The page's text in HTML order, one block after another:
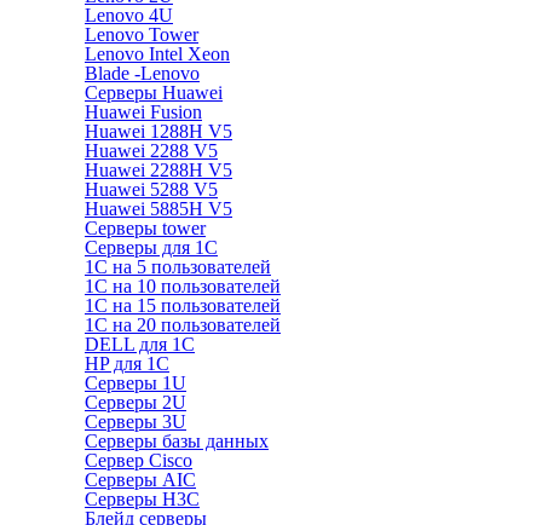
Lenovo 4U
Lenovo Tower
Lenovo Intel Xeon
Blade -Lenovo
Серверы Huawei
Huawei Fusion
Huawei 1288H V5
Huawei 2288 V5
Huawei 2288H V5
Huawei 5288 V5
Huawei 5885H V5
Серверы tower
Серверы для 1C
1С на 5 пользователей
1С на 10 пользователей
1С на 15 пользователей
1С на 20 пользователей
DELL для 1С
HP для 1С
Серверы 1U
Серверы 2U
Серверы 3U
Серверы базы данных
Сервер Cisco
Серверы AIC
Серверы H3C
Блейд серверы